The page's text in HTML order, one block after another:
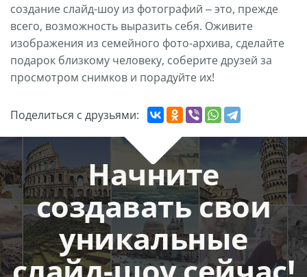
создание слайд-шоу из фотографий – это, прежде
всего, возможность выразить себя. Оживите
изображения из семейного фото-архива, сделайте
подарок близкому человеку, соберите друзей за
просмотром снимков и порадуйте их!
Поделиться с друзьями:
Начните
создавать свои
уникальные